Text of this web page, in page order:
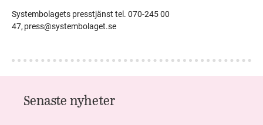
Systembolagets presstjänst tel. 070-245 00
47, press@systembolaget.se
Senaste nyheter